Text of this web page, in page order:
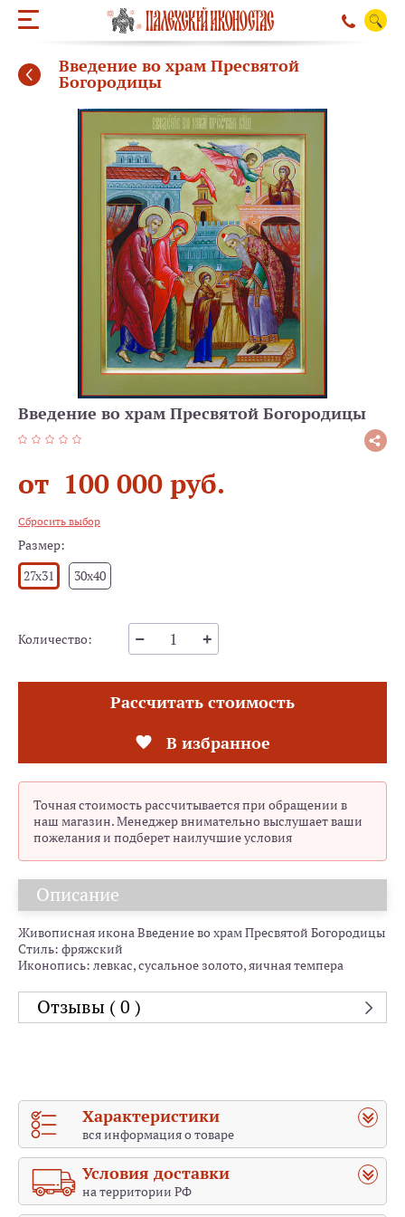
ОБРАТНЫЙ
Введение во храм Пресвятой
Богородицы
Введение во храм Пресвятой Богородицы
от 100 000 руб.
Сбросить выбор
Размер:
27x31
30x40
Количество:
Рассчитать стоимость
В избранное
Точная стоимость рассчитывается при обращении в
наш магазин. Менеджер внимательно выслушает ваши
пожелания и подберет наилучшие условия
Описание
Живописная икона Введение во храм Пресвятой Богородицы
Стиль: фряжский
Иконопись: левкас, сусальное золото, яичная темпера
Отзывы ( 0 )
Характеристики
вся информация о товаре
Условия доставки
на территории РФ